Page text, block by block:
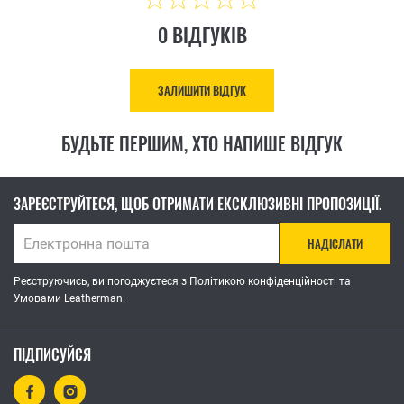
0 ВІДГУКІВ
ЗАЛИШИТИ ВІДГУК
БУДЬТЕ ПЕРШИМ, ХТО НАПИШЕ ВІДГУК
ЗАРЕЄСТРУЙТЕСЯ, ЩОБ ОТРИМАТИ ЕКСКЛЮЗИВНІ ПРОПОЗИЦІЇ.
НАДІСЛАТИ
Реєструючись, ви погоджуєтеся з Політикою конфіденційності та
Умовами Leatherman.
ПІДПИСУЙСЯ